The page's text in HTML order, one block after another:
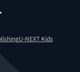
U-NEXT Kids